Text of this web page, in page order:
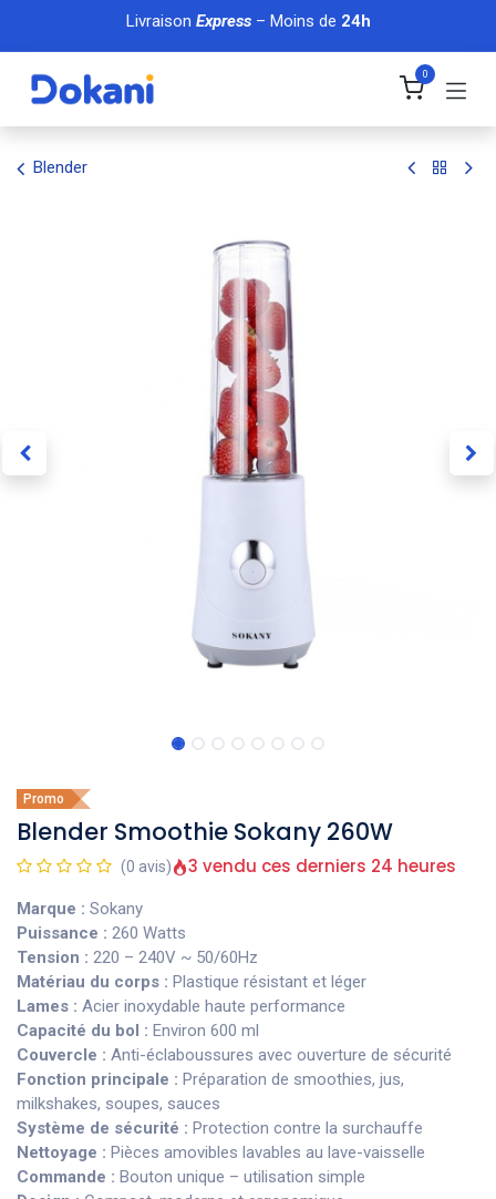
Se rendre au contenu
Livraison Express– Moins de 24h
0
Blender
Promo
Blender Smoothie Sokany 260W
(0 avis) 3 vendu ces derniers 24 heures
Marque : Sokany
Puissance : 260 Watts
Tension : 220 – 240V ~ 50/60Hz
Matériau du corps : Plastique résistant et léger
Lames : Acier inoxydable haute performance
Capacité du bol : Environ 600 ml
Couvercle : Anti-éclaboussures avec ouverture de sécurité
Fonction principale : Préparation de smoothies, jus,
milkshakes, soupes, sauces
Système de sécurité : Protection contre la surchauffe
Nettoyage : Pièces amovibles lavables au lave-vaisselle
Commande : Bouton unique – utilisation simple